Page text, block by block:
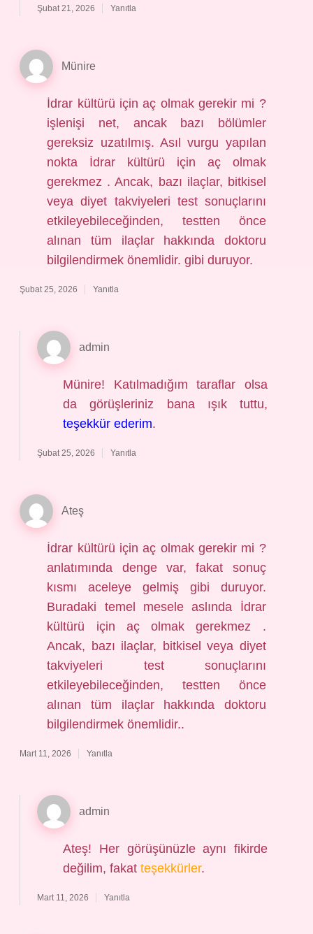
Şubat 21, 2026 Yanıtla
Münire
İdrar kültürü için aç olmak gerekir mi ?
işlenişi net, ancak bazı bölümler
gereksiz uzatılmış. Asıl vurgu yapılan
nokta İdrar kültürü için aç olmak
gerekmez . Ancak, bazı ilaçlar, bitkisel
veya diyet takviyeleri test sonuçlarını
etkileyebileceğinden, testten önce
alınan tüm ilaçlar hakkında doktoru
bilgilendirmek önemlidir. gibi duruyor.
Şubat 25, 2026 Yanıtla
admin
Münire! Katılmadığım taraflar olsa
da görüşleriniz bana ışık tuttu,
teşekkür ederim.
Şubat 25, 2026 Yanıtla
Ateş
İdrar kültürü için aç olmak gerekir mi ?
anlatımında denge var, fakat sonuç
kısmı aceleye gelmiş gibi duruyor.
Buradaki temel mesele aslında İdrar
kültürü için aç olmak gerekmez .
Ancak, bazı ilaçlar, bitkisel veya diyet
takviyeleri test sonuçlarını
etkileyebileceğinden, testten önce
alınan tüm ilaçlar hakkında doktoru
bilgilendirmek önemlidir..
Mart 11, 2026 Yanıtla
admin
Ateş! Her görüşünüzle aynı fikirde
değilim, fakat teşekkürler.
Mart 11, 2026 Yanıtla